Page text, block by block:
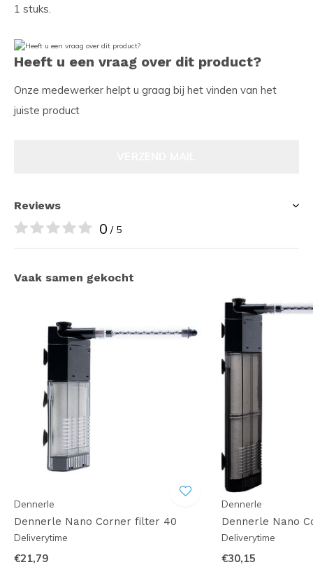
1 stuks.
Heeft u een vraag over dit product?
Onze medewerker helpt u graag bij het vinden van het
juiste product
Reviews
0 / 5
Vaak samen gekocht
Dennerle
Dennerle Nano Corner filter 40
Deliverytime
€21,79
Dennerle
Dennerle Nano
Deliverytime
€30,15